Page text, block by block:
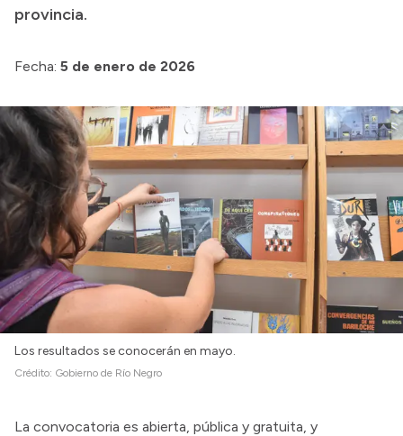
Consulta de expedientes
Convocatorias
Intranet
Login
provincia.
Fecha: 5 de enero de 2026
Los resultados se conocerán en mayo.
Crédito: Gobierno de Río Negro
La convocatoria es abierta, pública y gratuita, y